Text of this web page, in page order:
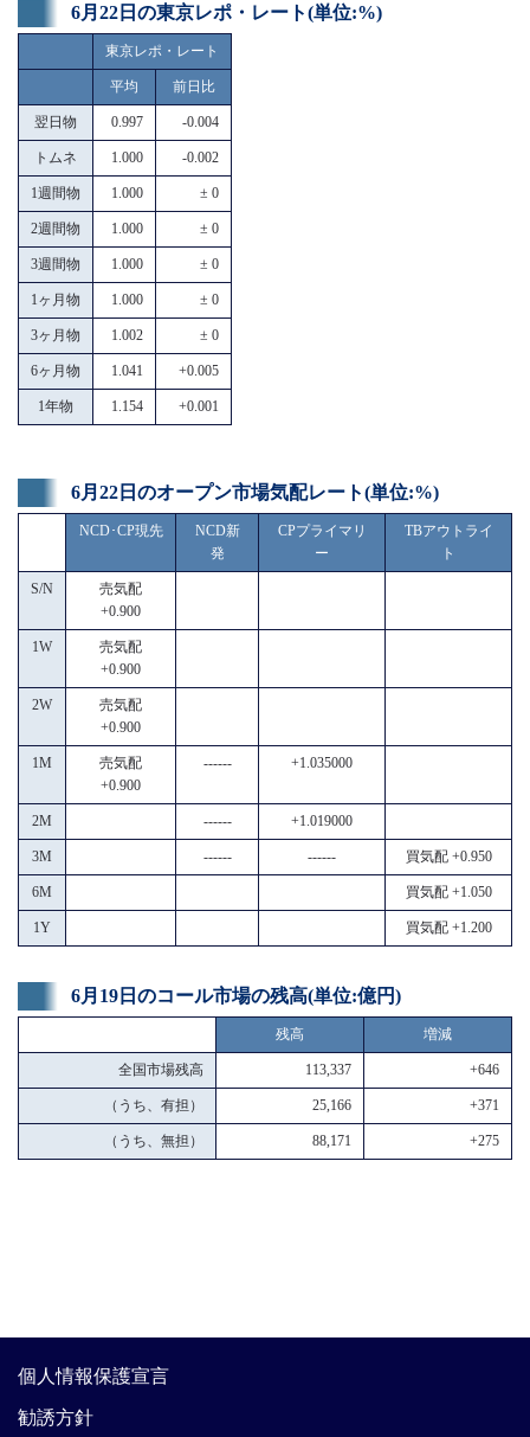
6月22日の東京レポ・レート(単位:%)
東京レポ・レート
平均 前日比
翌日物 0.997 -0.004
トムネ 1.000 -0.002
1週間物 1.000 ± 0
2週間物 1.000 ± 0
3週間物 1.000 ± 0
1ヶ月物 1.000 ± 0
3ヶ月物 1.002 ± 0
6ヶ月物 1.041 +0.005
1年物 1.154 +0.001
6月22日のオープン市場気配レート(単位:%)
NCD･CP現先
NCD新
発
CPプライマリ
ー
TBアウトライ
ト
S/N
売気配
+0.900
1W
売気配
+0.900
2W
売気配
+0.900
1M
売気配
+0.900
------ +1.035000
2M ------ +1.019000
3M ------ ------ 買気配 +0.950
6M 買気配 +1.050
1Y 買気配 +1.200
6月19日のコール市場の残高(単位:億円)
残高 増減
全国市場残高 113,337 +646
（うち、有担） 25,166 +371
（うち、無担） 88,171 +275
個人情報保護宣言
勧誘方針